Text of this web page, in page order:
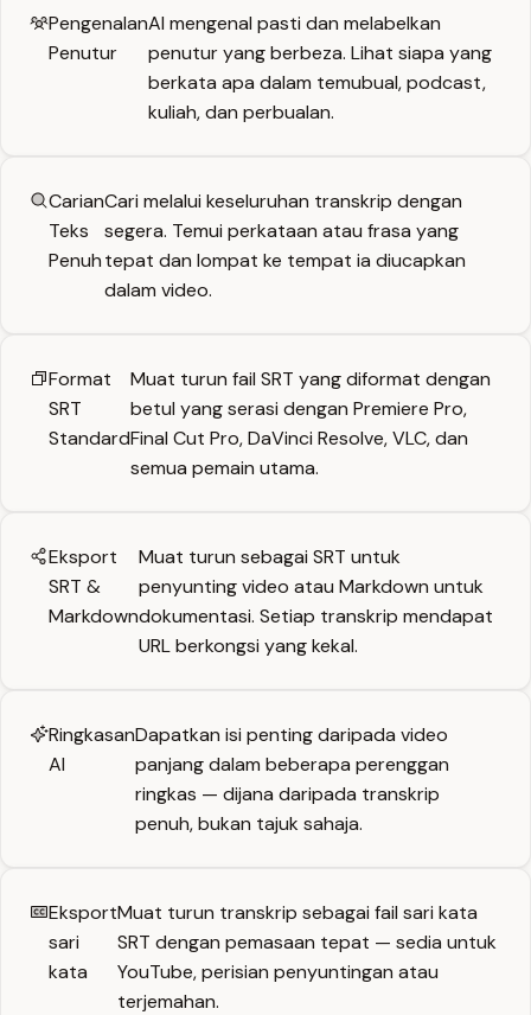
Pengenalan
Penutur
AI mengenal pasti dan melabelkan
penutur yang berbeza. Lihat siapa yang
berkata apa dalam temubual, podcast,
kuliah, dan perbualan.
Carian
Teks
Penuh
Cari melalui keseluruhan transkrip dengan
segera. Temui perkataan atau frasa yang
tepat dan lompat ke tempat ia diucapkan
dalam video.
Format
SRT
Standard
Muat turun fail SRT yang diformat dengan
betul yang serasi dengan Premiere Pro,
Final Cut Pro, DaVinci Resolve, VLC, dan
semua pemain utama.
Eksport
SRT &
Markdown
Muat turun sebagai SRT untuk
penyunting video atau Markdown untuk
dokumentasi. Setiap transkrip mendapat
URL berkongsi yang kekal.
Ringkasan
AI
Dapatkan isi penting daripada video
panjang dalam beberapa perenggan
ringkas — dijana daripada transkrip
penuh, bukan tajuk sahaja.
Eksport
sari
kata
Muat turun transkrip sebagai fail sari kata
SRT dengan pemasaan tepat — sedia untuk
YouTube, perisian penyuntingan atau
terjemahan.